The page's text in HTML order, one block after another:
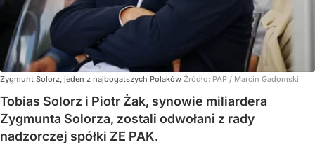
Zygmunt Solorz, jeden z najbogatszych Polaków Źródło: PAP / Marcin Gadomski
Tobias Solorz i Piotr Żak, synowie miliardera
Zygmunta Solorza, zostali odwołani z rady
nadzorczej spółki ZE PAK.